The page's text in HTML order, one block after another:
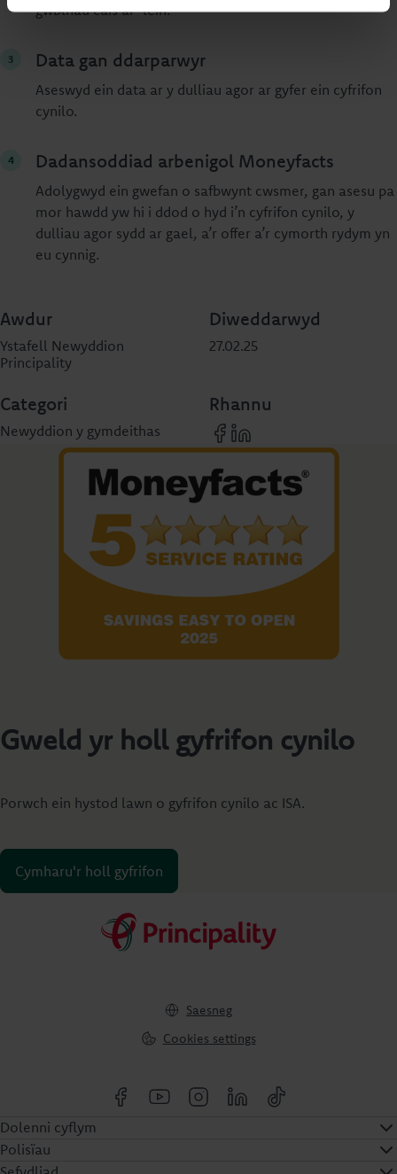
gwblhau cais ar-lein.
Data gan ddarparwyr
Aseswyd ein data ar y dulliau agor ar gyfer ein cyfrifon
cynilo.
Dadansoddiad arbenigol Moneyfacts
Adolygwyd ein gwefan o safbwynt cwsmer, gan asesu pa
mor hawdd yw hi i ddod o hyd i’n cyfrifon cynilo, y
dulliau agor sydd ar gael, a’r offer a’r cymorth rydym yn
eu cynnig.
Awdur
Ystafell Newyddion
Principality
Diweddarwyd
27.02.25
Categori
Newyddion y gymdeithas
Rhannu
Gweld yr holl gyfrifon cynilo
Porwch ein hystod lawn o gyfrifon cynilo ac ISA.
Cymharu'r holl gyfrifon
Saesneg
Cookies settings
Dolenni cyflym
Polisïau